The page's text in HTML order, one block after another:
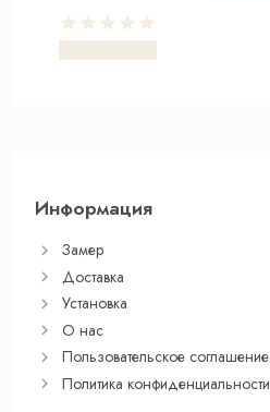
Информация
Замер
Доставка
Установка
О нас
Пользовательское соглашение
Политика конфиденциальности